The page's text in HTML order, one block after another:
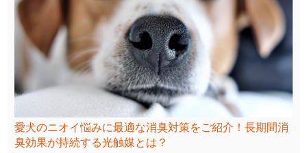
愛犬のニオイ悩みに最適な消臭対策をご紹介！長期間消
臭効果が持続する光触媒とは？